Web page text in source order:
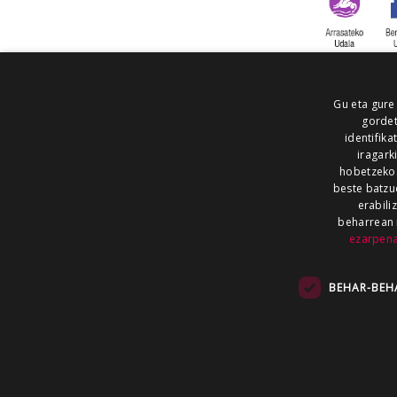
ALEA
NOAUA
Gu eta
hobetzeko.
beste
BEHAR-